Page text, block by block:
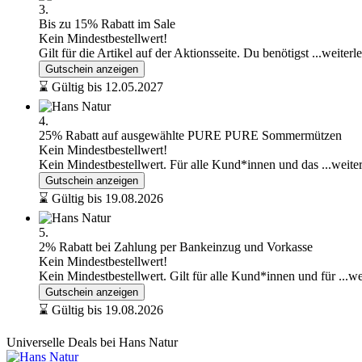
3.
Bis zu 15% Rabatt im Sale
Kein Mindestbestellwert!
Gilt für die Artikel auf der Aktionsseite. Du benötigst
Gutschein anzeigen
⌛ Gültig bis 12.05.2027
4.
25% Rabatt auf ausgewählte PURE PURE Sommermützen
Kein Mindestbestellwert!
Kein Mindestbestellwert. Für alle Kund*innen und das
Gutschein anzeigen
⌛ Gültig bis 19.08.2026
5.
2% Rabatt bei Zahlung per Bankeinzug und Vorkasse
Kein Mindestbestellwert!
Kein Mindestbestellwert. Gilt für alle Kund*innen und für
Gutschein anzeigen
⌛ Gültig bis 19.08.2026
Universelle Deals bei Hans Natur